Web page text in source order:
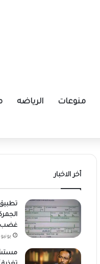
منوعات الرياضه
أخر الاخبار
تطبيق
غضب
يونيو 20,